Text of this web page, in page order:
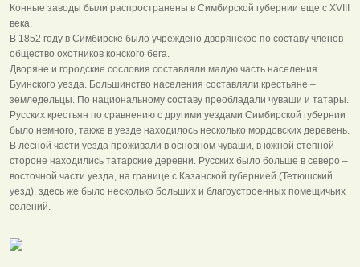
Конные заводы были распространены в Симбирской губернии еще с ХVIII
века.
В 1852 году в Симбирске было учреждено дворянское по составу членов
общество охотников конского бега.
Дворяне и городские сословия составляли малую часть населения
Буинского уезда. Большинство населения составляли крестьяне –
земледельцы. По национальному составу преобладали чуваши и татары.
Русских крестьян по сравнению с другими уездами Симбирской губернии
было немного, также в уезде находилось несколько мордовских деревень.
В лесной части уезда проживали в основном чуваши, в южной степной
стороне находились татарские деревни. Русских было больше в северо –
восточной части уезда, на границе с Казанской губернией (Тетюшский
уезд), здесь же было несколько больших и благоустроенных помещичьих
селений.